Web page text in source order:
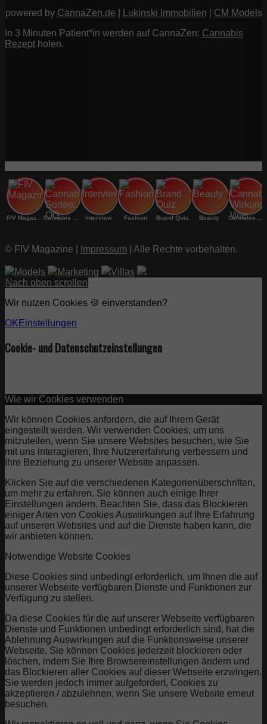
powered by CannaZen.de Lukinski Immobilien
CM Models
In 3 Minuten Patient*in werden auf CannaZen: Cannabis
Rezept holen.
Interview Fashion Brand Quiz Beauty
© FIV Magazine | Impressum | Alle Rechte vorbehalten.
Models Marketing
Villas
Nach oben scrollen
Wir nutzen Cookies 🍪 einverstanden?
OK Einstellungen
Cookie- und Datenschutzeinstellungen
Wie wir Cookies verwenden
Wir können Cookies anfordern, die auf Ihrem Gerät
eingestellt werden. Wir verwenden Cookies, um uns
mitzuteilen, wenn Sie unsere Websites besuchen, wie Sie
mit uns interagieren, Ihre Nutzererfahrung verbessern und
Ihre Beziehung zu unserer Website anpassen.
Klicken Sie auf die verschiedenen Kategorienüberschriften,
um mehr zu erfahren. Sie können auch einige Ihrer
Einstellungen ändern. Beachten Sie, dass das Blockieren
einiger Arten von Cookies Auswirkungen auf Ihre Erfahrung
auf unseren Websites und auf die Dienste haben kann, die
wir anbieten können.
Notwendige Website Cookies
Diese Cookies sind unbedingt erforderlich, um Ihnen die auf
unserer Webseite verfügbaren Dienste und Funktionen zur
Verfügung zu stellen.
Da diese Cookies für die auf unserer Webseite verfügbaren
Dienste und Funktionen unbedingt erforderlich sind, hat die
Ablehnung Auswirkungen auf die Funktionsweise unserer
Webseite. Sie können Cookies jederzeit blockieren oder
löschen, indem Sie Ihre Browsereinstellungen ändern und
das Blockieren aller Cookies auf dieser Webseite erzwingen.
Sie werden jedoch immer aufgefordert, Cookies zu
akzeptieren / abzulehnen, wenn Sie unsere Website erneut
besuchen.